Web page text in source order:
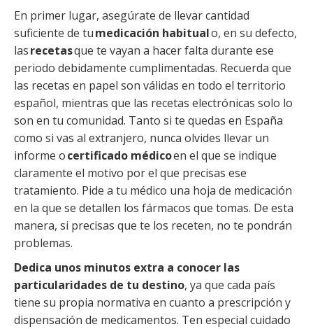
En primer lugar, asegúrate de llevar cantidad
suficiente de tumedicación habitualo, en su defecto,
lasrecetasque te vayan a hacer falta durante ese
periodo debidamente cumplimentadas. Recuerda que
las recetas en papel son válidas en todo el territorio
español, mientras que las recetas electrónicas solo lo
son en tu comunidad. Tanto si te quedas en España
como si vas al extranjero, nunca olvides llevar un
informe ocertificado médicoen el que se indique
claramente el motivo por el que precisas ese
tratamiento. Pide a tu médico una hoja de medicación
en la que se detallen los fármacos que tomas. De esta
manera, si precisas que te los receten, no te pondrán
problemas.
Dedica unos minutos extra a conocer las
particularidades de tu destino, ya que cada país
tiene su propia normativa en cuanto a prescripción y
dispensación de medicamentos. Ten especial cuidado